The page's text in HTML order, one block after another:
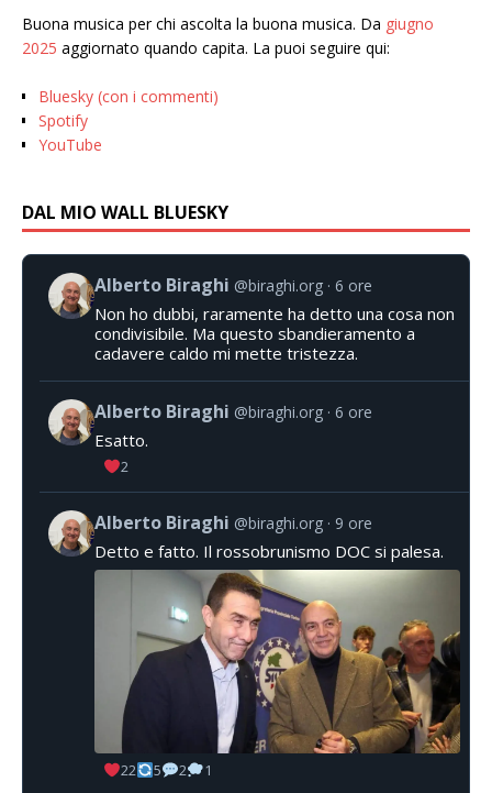
Buona musica per chi ascolta la buona musica. Da giugno
2025 aggiornato quando capita. La puoi seguire qui:
Bluesky (con i commenti)
Spotify
YouTube
DAL MIO WALL BLUESKY
Alberto Biraghi @biraghi.org 6 ore
Non ho dubbi, raramente ha detto una cosa non
condivisibile. Ma questo sbandieramento a
cadavere caldo mi mette tristezza.
Alberto Biraghi @biraghi.org 6 ore
Esatto.
2
Alberto Biraghi @biraghi.org 9 ore
Detto e fatto. Il rossobrunismo DOC si palesa.
22 5 2 1